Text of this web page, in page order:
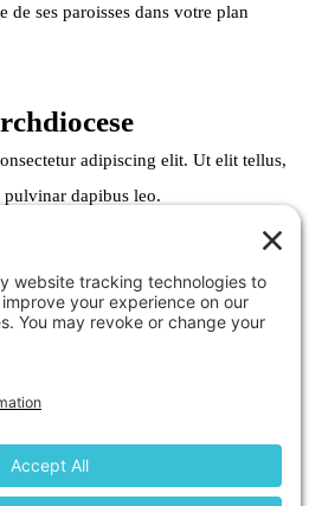
de ses paroisses dans votre plan
adipiscing elit. Ut elit tellus,
dapibus leo.